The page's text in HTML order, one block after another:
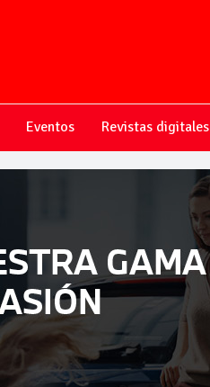
Eventos Revistas digitales